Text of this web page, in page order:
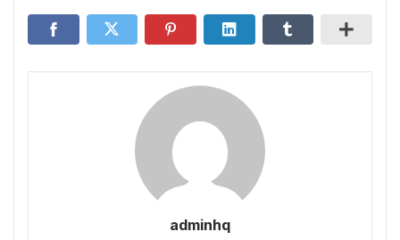
adminhq